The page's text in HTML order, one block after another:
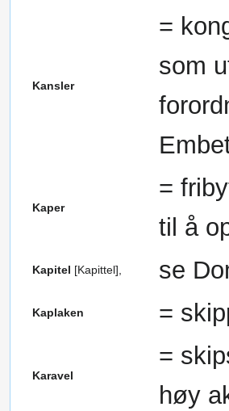
Kansler
=
som
Kaper
=
til å
Kapitel [Kapittel], se
Kaplaken =
Karavel
=
høy